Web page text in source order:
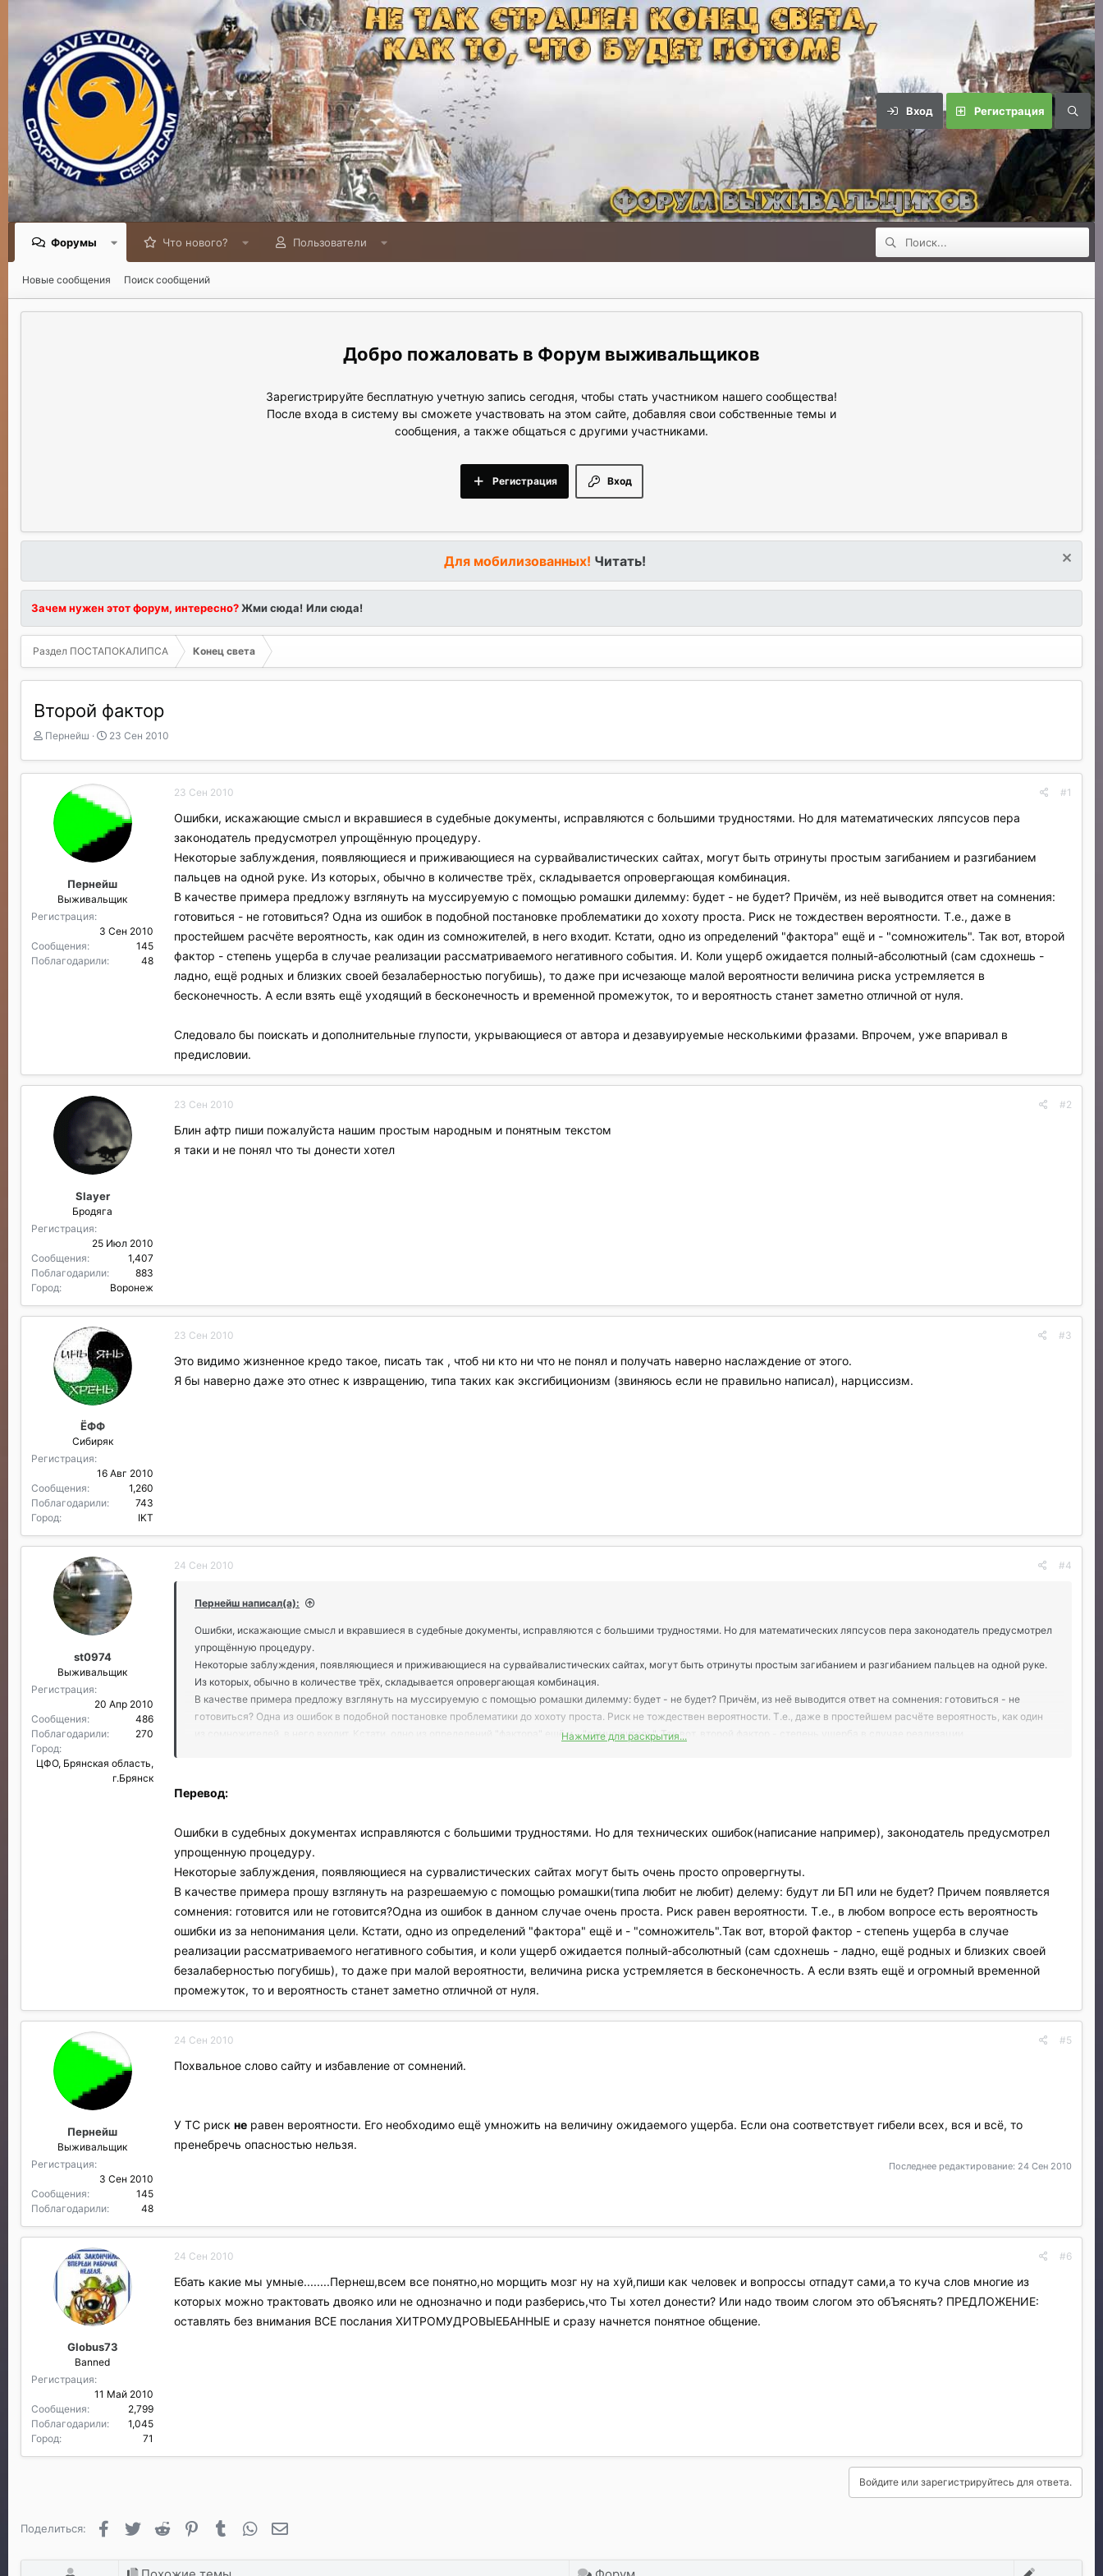
Вход Регистрация
Форумы Что нового? Пользователи
Новые сообщения Поиск сообщений
Форум выживальщиков
Зарегистрируйте бесплатную учетную запись сегодня, чтобы стать участником нашего сообщества!
После входа в систему вы сможете участвовать на этом сайте, добавляя свои собственные темы и
сообщения, а также общаться с другими участниками.
Вход
Регистрация
Для мобилизованных! Читать!
Зачем нужен этот форум, интересно?Жми сюда! Или сюда!
Раздел ПОСТАПОКАЛИПСА Конец света
Второй фактор
А
т
Пернейш
Д
т
н
а
л
23 Сен 2010
Пернейш
Выживальщик
Регистрация
3 Сен 2010
Сообщения
145
Поблагодарили
48
23 Сен 2010 #1
Ошибки, искажающие смысл и вкравшиеся в судебные документы, исправляются с большими трудностями. Но для математических ляпсусов пера
законодатель предусмотрел упрощённую процедуру.
Некоторые заблуждения, появляющиеся и приживающиеся на сурвайвалистических сайтах, могут быть отринуты простым загибанием и разгибанием
пальцев на одной руке. Из которых, обычно в количестве трёх, складывается опровергающая комбинация.
В качестве примера предложу взглянуть на муссируемую с помощью ромашки дилемму: будет - не будет? Причём, из неё выводится ответ на сомнения:
готовиться - не готовиться? Одна из ошибок в подобной постановке проблематики до хохоту проста. Риск не тождествен вероятности. Т.е., даже в
простейшем расчёте вероятность, как один из сомножителей, в него входит. Кстати, одно из определений "фактора" ещё и - "сомножитель". Так вот, второй
фактор - степень ущерба в случае реализации рассматриваемого негативного события. И. Коли ущерб ожидается полный-абсолютный (сам сдохнешь -
ладно, ещё родных и близких своей безалаберностью погубишь), то даже при исчезающе малой вероятности величина риска устремляется в
бесконечность. А если взять ещё уходящий в бесконечность и временной промежуток, то и вероятность станет заметно отличной от нуля.
Следовало бы поискать и дополнительные глупости, укрывающиеся от автора и дезавуируемые несколькими фразами. Впрочем, уже впаривал в
предисловии.
Slayer
Бродяга
Регистрация
25 Июл 2010
Сообщения
1,407
Поблагодарили
883
Город
Воронеж
23 Сен 2010 #2
Блин афтр пиши пожалуйста нашим простым народным и понятным текстом
я таки и не понял что ты донести хотел
ЁФФ
Сибиряк
Регистрация
16 Авг 2010
Сообщения
1,260
Поблагодарили
743
Город
IKT
23 Сен 2010 #3
Это видимо жизненное кредо такое, писать так , чтоб ни кто ни что не понял и получать наверно наслаждение от этого.
Я бы наверно даже это отнес к извращению, типа таких как эксгибиционизм (звиняюсь если не правильно написал), нарциссизм.
st0974
Выживальщик
Регистрация
20 Апр 2010
Сообщения
486
Поблагодарили
270
Город
ЦФО, Брянская область,
г.Брянск
24 Сен 2010 #4
Пернейш написал(а):
Ошибки, искажающие смысл и вкравшиеся в судебные документы, исправляются с большими трудностями. Но для математических ляпсусов пера законодатель предусмотрел
упрощённую процедуру.
Некоторые заблуждения, появляющиеся и приживающиеся на сурвайвалистических сайтах, могут быть отринуты простым загибанием и разгибанием пальцев на одной руке.
Из которых, обычно в количестве трёх, складывается опровергающая комбинация.
В качестве примера предложу взглянуть на муссируемую с помощью ромашки дилемму: будет - не будет? Причём, из неё выводится ответ на сомнения: готовиться - не
готовиться? Одна из ошибок в подобной постановке проблематики до хохоту проста. Риск не тождествен вероятности. Т.е., даже в простейшем расчёте вероятность, как один
из сомножителей, в него входит. Кстати, одно из определений "фактора" ещё и - "сомножитель". Так вот, второй фактор - степень ущерба в случае реализации
Следовало бы поискать и дополнительные глупости, укрывающиеся от автора и дезавуируемые несколькими фразами. Впрочем, уже впаривал в предисловии.
Нажмите для раскрытия...
Перевод:
Ошибки в судебных документах исправляются с большими трудностями. Но для технических ошибок(написание например), законодатель предусмотрел
упрощенную процедуру.
Некоторые заблуждения, появляющиеся на сурвалистических сайтах могут быть очень просто опровергнуты.
В качестве примера прошу взглянуть на разрешаемую с помощью ромашки(типа любит не любит) делему: будут ли БП или не будет? Причем появляется
сомнения: готовится или не готовится?Одна из ошибок в данном случае очень проста. Риск равен вероятности. Т.е., в любом вопросе есть вероятность
ошибки из за непонимания цели. Кстати, одно из определений "фактора" ещё и - "сомножитель".Так вот, второй фактор - степень ущерба в случае
реализации рассматриваемого негативного события, и коли ущерб ожидается полный-абсолютный (сам сдохнешь - ладно, ещё родных и близких своей
безалаберностью погубишь), то даже при малой вероятности, величина риска устремляется в бесконечность. А если взять ещё и огромный временной
промежуток, то и вероятность станет заметно отличной от нуля.
Пернейш
Выживальщик
Регистрация
3 Сен 2010
Сообщения
145
Поблагодарили
48
24 Сен 2010 #5
Похвальное слово сайту и избавление от сомнений.
У ТС риск не равен вероятности. Его необходимо ещё умножить на величину ожидаемого ущерба. Если она соответствует гибели всех, вся и всё, то
пренебречь опасностью нельзя.
Последнее редактирование: 24 Сен 2010
Globus73
Banned
Регистрация
11 Май 2010
Сообщения
2,799
Поблагодарили
1,045
Город
71
24 Сен 2010 #6
Ебать какие мы умные........Пернеш,всем все понятно,но морщить мозг ну на хуй,пиши как человек и вопроссы отпадут сами,а то куча слов многие из
которых можно трактовать двояко или не однозначно и поди разберись,что Ты хотел донести? Или надо твоим слогом это обЪяснять? ПРЕДЛОЖЕНИЕ:
оставлять без внимания ВСЕ послания ХИТРОМУДРОВЫЕБАННЫЕ и сразу начнется понятное общение.
Войдите или зарегистрируйтесь для ответа.
Поделиться: Facebook
Twitter Reddit PinterestTumblr WhatsApp